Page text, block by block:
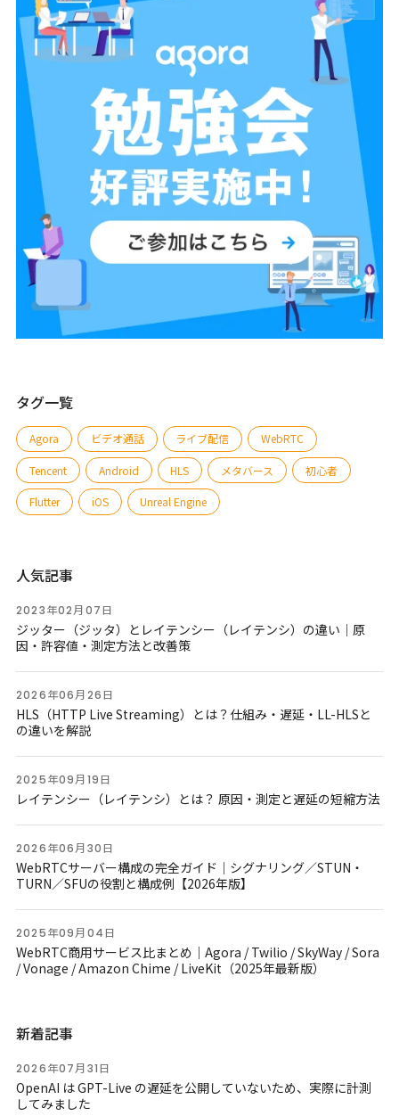
タグ一覧
Agora ビデオ通話 ライブ配信 WebRTC
Tencent Android HLS メタバース 初心者
Flutter iOS Unreal Engine
人気記事
2023年02月07日
ジッター（ジッタ）とレイテンシー（レイテンシ）の違い｜原
因・許容値・測定方法と改善策
2026年06月26日
HLS（HTTP Live Streaming）とは？仕組み・遅延・LL-HLSと
の違いを解説
2025年09月19日
レイテンシー（レイテンシ）とは？ 原因・測定と遅延の短縮方法
2026年06月30日
WebRTCサーバー構成の完全ガイド｜シグナリング／STUN・
TURN／SFUの役割と構成例【2026年版】
2025年09月04日
WebRTC商用サービス比まとめ｜Agora / Twilio / SkyWay / Sora
/ Vonage / Amazon Chime / LiveKit（2025年最新版）
新着記事
2026年07月31日
OpenAI は GPT-Live の遅延を公開していないため、実際に計測
してみました